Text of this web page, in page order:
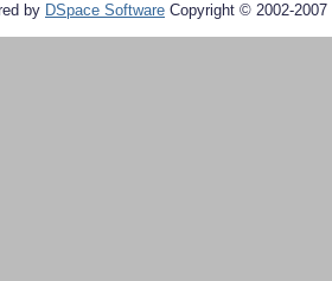
by DSpace Software Copyright © 2002-2007